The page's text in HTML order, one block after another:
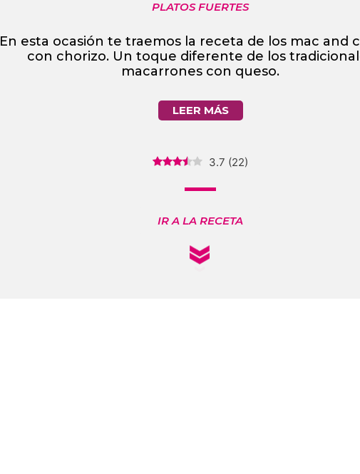
PLATOS FUERTES
En esta ocasión te traemos la receta de los mac and
con chorizo. Un toque diferente de los
macarrones con queso.
LEER MÁS
3.7 (22)
IR A LA RECETA